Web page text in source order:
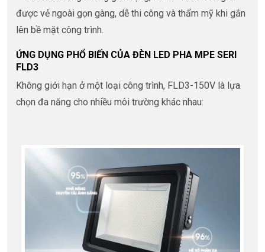
được vẻ ngoài gọn gàng, dễ thi công và thẩm mỹ khi gắn
lên bề mặt công trình.
ỨNG DỤNG PHỔ BIẾN CỦA ĐÈN LED PHA MPE SERI
FLD3
Không giới hạn ở một loại công trình, FLD3-150V là lựa
chọn đa năng cho nhiều môi trường khác nhau: